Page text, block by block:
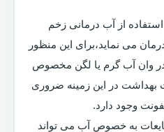
از آب درمانی زخم
می نماید،برای این منظور
در وان آب گرم یا لگن مخصوص
بهداشت در این زمینه ضروری
وجود دارد.
به خصوص آب می تواند